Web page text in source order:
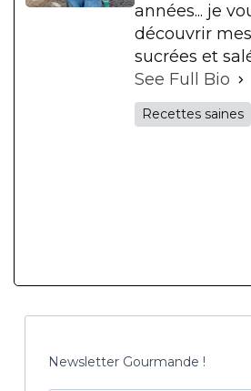
années... je
découvrir
sucrées et
See Full Bio
Recettes saines
Newsletter Gourmande !